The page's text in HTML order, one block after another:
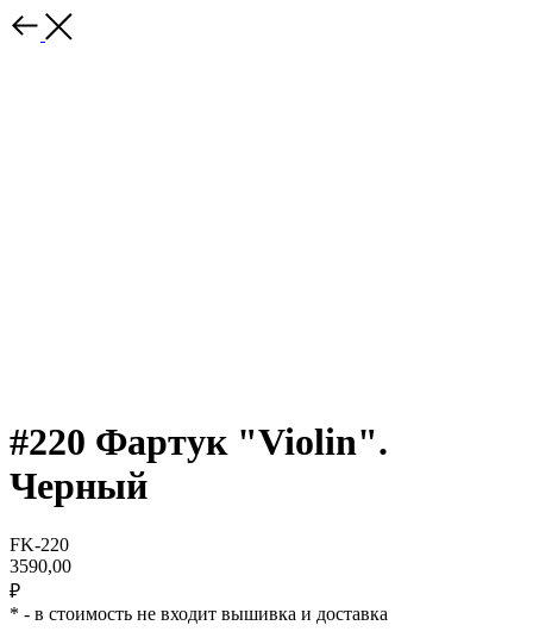
#220 Фартук "Violin".
Черный
FK-220
3590,00
₽
* - в стоимость не входит вышивка и доставка